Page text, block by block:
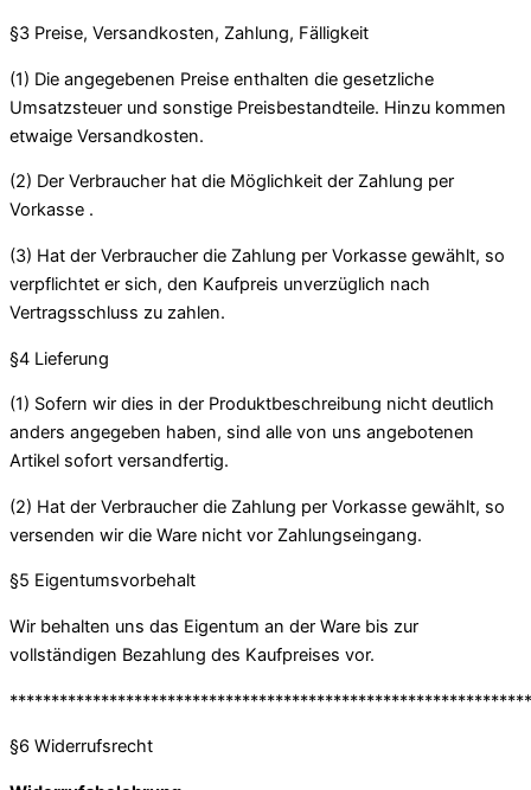
§3 Preise, Versandkosten, Zahlung, Fälligkeit
(1) Die angegebenen Preise enthalten die gesetzliche
Umsatzsteuer und sonstige Preisbestandteile. Hinzu kommen
etwaige Versandkosten.
(2) Der Verbraucher hat die Möglichkeit der Zahlung per
Vorkasse .
(3) Hat der Verbraucher die Zahlung per Vorkasse gewählt, so
verpflichtet er sich, den Kaufpreis unverzüglich nach
Vertragsschluss zu zahlen.
§4 Lieferung
(1) Sofern wir dies in der Produktbeschreibung nicht deutlich
anders angegeben haben, sind alle von uns angebotenen
Artikel sofort versandfertig.
(2) Hat der Verbraucher die Zahlung per Vorkasse gewählt, so
versenden wir die Ware nicht vor Zahlungseingang.
§5 Eigentumsvorbehalt
Wir behalten uns das Eigentum an der Ware bis zur
vollständigen Bezahlung des Kaufpreises vor.
§6 Widerrufsrecht